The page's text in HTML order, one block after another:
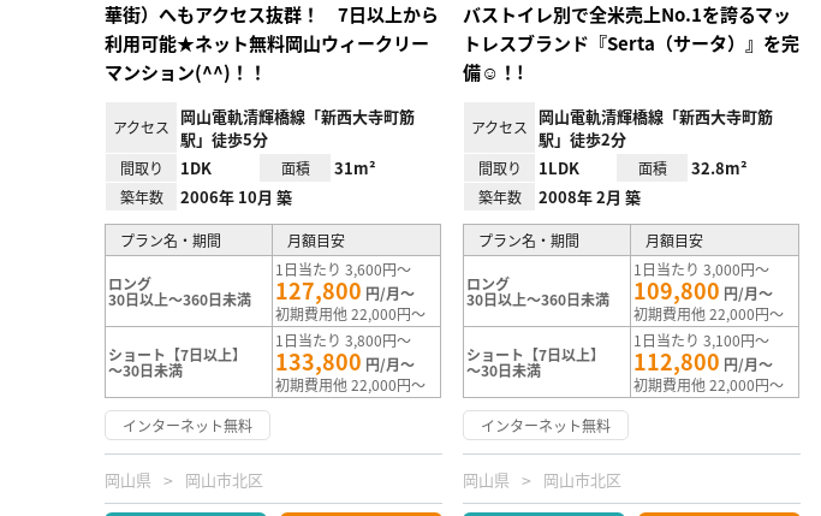
華街）へもアクセス抜群！ 7日以上から
利用可能★ネット無料岡山ウィークリー
マンション(^^)！！
アクセス
岡山電軌清輝橋線「新西大寺町筋
駅」徒歩5分
間取り 1DK 面積 31m²
築年数 2006年 10月 築
プラン名・期間 月額目安
ロング
30日以上～360日未満
1日当たり 3,600円～
127,800 円/月～
初期費用他 22,000円～
ショート【7日以上】
～30日未満
1日当たり 3,800円～
133,800 円/月～
初期費用他 22,000円～
インターネット無料
岡山県 岡山市北区
バストイレ別で全米売上No.1を誇るマッ
トレスブランド『Serta（サータ）』を完
備☺！!
アクセス
岡山電軌清輝橋線「新西大寺町筋
駅」徒歩2分
間取り 1LDK 面積 32.8m²
築年数 2008年 2月 築
プラン名・期間 月額目安
ロング
30日以上～360日未満
1日当たり 3,000円～
109,800 円/月～
初期費用他 22,000円～
ショート【7日以上】
～30日未満
1日当たり 3,100円～
112,800 円/月～
初期費用他 22,000円～
インターネット無料
岡山県 岡山市北区